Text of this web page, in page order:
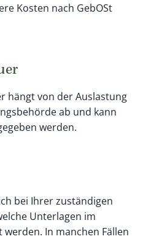
Kosten nach GebOSt
hängt von der Auslastung
ab und kann
werden.
bei Ihrer zuständigen
Unterlagen im
In manchen Fällen